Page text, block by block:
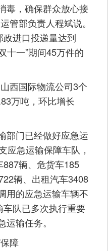
毒，确保群众放心接
管部负责人程斌说。
进口投递量达到
十一”期间45万件的
国际物流公司3个
万吨，环比增长
门已经做好应急运
应急运输保障车队，
辆、危货车185
辆、出租汽车3408
用的应急运输车辆不
队已多次执行重要
输任务。
障